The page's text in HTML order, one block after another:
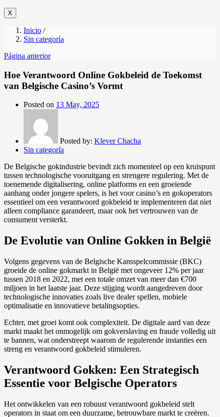
X
Inicio /
Sin categoría
Página anterior
Hoe Verantwoord Online Gokbeleid de Toekomst
van Belgische Casino’s Vormt
Posted on 13 May, 2025
Posted by: Klever Chacha
Sin categoría
De Belgische gokindustrie bevindt zich momenteel op een kruispunt
tussen technologische vooruitgang en strengere regulering. Met de
toenemende digitalisering, online platforms en een groeiende
aanhang onder jongere spelers, is het voor casino’s en gokoperators
essentieel om een verantwoord gokbeleid te implementeren dat niet
alleen compliance garandeert, maar ook het vertrouwen van de
consument versterkt.
De Evolutie van Online Gokken in België
Volgens gegevens van de Belgische Kansspelcommissie (BKC)
groeide de online gokmarkt in België met ongeveer 12% per jaar
tussen 2018 en 2022, met een totale omzet van meer dan €700
miljoen in het laatste jaar. Deze stijging wordt aangedreven door
technologische innovaties zoals live dealer spellen, mobiele
optimalisatie en innovatieve betalingsopties.
Echter, met groei komt ook complexiteit. De digitale aard van deze
markt maakt het onmogelijk om gokverslaving en fraude volledig uit
te bannen, wat onderstreept waarom de regulerende instanties een
streng en verantwoord gokbeleid stimuleren.
Verantwoord Gokken: Een Strategisch
Essentie voor Belgische Operators
Het ontwikkelen van een robuust verantwoord gokbeleid stelt
operators in staat om een duurzame, betrouwbare markt te creëren.